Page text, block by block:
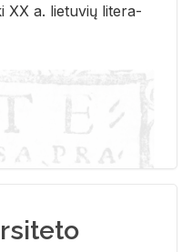
XX a. lie­tu­vių li­te­ra­